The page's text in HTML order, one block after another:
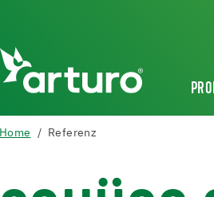
Home Referenz